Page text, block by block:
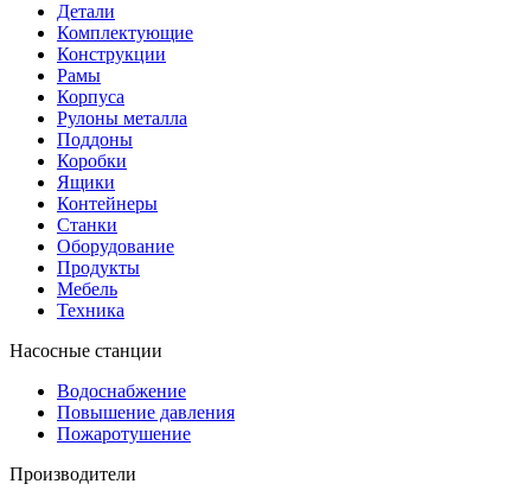
Детали
Комплектующие
Конструкции
Рамы
Корпуса
Рулоны металла
Поддоны
Коробки
Ящики
Контейнеры
Станки
Оборудование
Продукты
Мебель
Техника
Насосные станции
Водоснабжение
Повышение давления
Пожаротушение
Производители